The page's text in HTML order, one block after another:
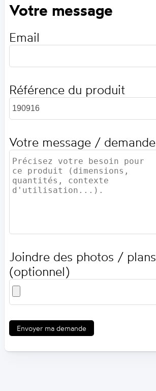
Votre message
Email
Référence du produit
Votre message / demande
Joindre des photos / plans
(optionnel)
Envoyer ma demande